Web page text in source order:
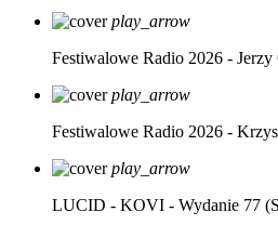
play_arrow
Festiwalowe Radio 2026 -
play_arrow
Festiwalowe Radio 2026 -
play_arrow
LUCID - KOVI - Wydanie 77